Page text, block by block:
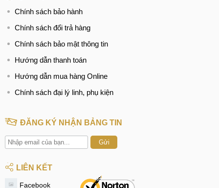
Chính sách bảo hành
Chính sách đổi trả hàng
Chính sách bảo mật thông tin
Hướng dẫn thanh toán
Hướng dẫn mua hàng Online
Chính sách đại lý linh, phụ kiện
ĐĂNG KÝ NHẬN BẢNG TIN
Gửi
LIÊN KẾT
Facebook